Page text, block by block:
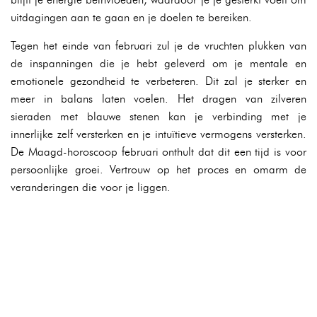
uitdagingen aan te gaan en je doelen te bereiken.
Tegen het einde van februari zul je de vruchten plukken van
de inspanningen die je hebt geleverd om je mentale en
emotionele gezondheid te verbeteren. Dit zal je sterker en
meer in balans laten voelen. Het dragen van zilveren
sieraden met blauwe stenen kan je verbinding met je
innerlijke zelf versterken en je intuïtieve vermogens versterken.
De Maagd-horoscoop februari onthult dat dit een tijd is voor
persoonlijke groei. Vertrouw op het proces en omarm de
veranderingen die voor je liggen.